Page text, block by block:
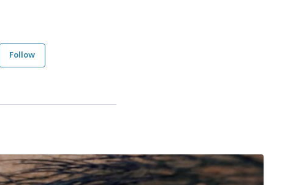
Follow